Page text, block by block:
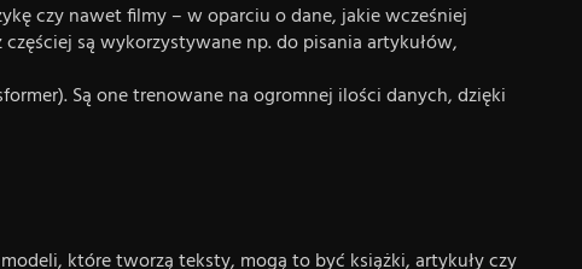
czy nawet filmy – w oparciu o dane, jakie wcześniej
są wykorzystywane np. do pisania artykułów,
Są one trenowane na ogromnej ilości danych, dzięki
które tworzą teksty, mogą to być książki, artykuły czy